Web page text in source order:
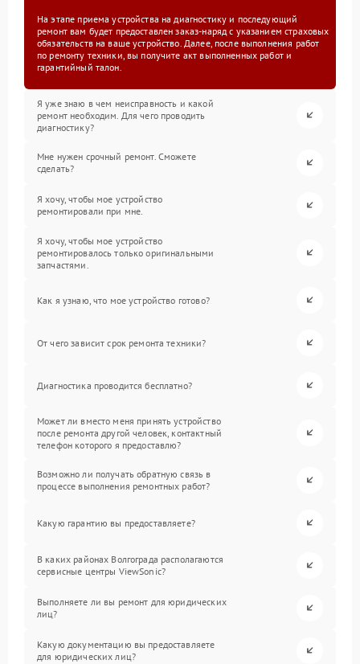
На этапе приема устройства на диагностику и последующий
ремонт вам будет предоставлен заказ-наряд с указанием страховых
обязательств на ваше устройство. Далее, после выполнения работ
по ремонту техники, вы получите акт выполненных работ и
гарантийный талон.
Я уже знаю в чем неисправность и какой
ремонт необходим. Для чего проводить
диагностику?
Мне нужен срочный ремонт. Сможете
сделать?
Я хочу, чтобы мое устройство
ремонтировали при мне.
Я хочу, чтобы мое устройство
ремонтировалось только оригинальными
запчастями.
Как я узнаю, что мое устройство готово?
От чего зависит срок ремонта техники?
Диагностика проводится бесплатно?
Может ли вместо меня принять устройство
после ремонта другой человек, контактный
телефон которого я предоставлю?
Возможно ли получать обратную связь в
процессе выполнения ремонтных работ?
Какую гарантию вы предоставляете?
В каких районах Волгограда располагаются
сервисные центры ViewSonic?
Выполняете ли вы ремонт для юридических
лиц?
Какую документацию вы предоставляете
для юридических лиц?